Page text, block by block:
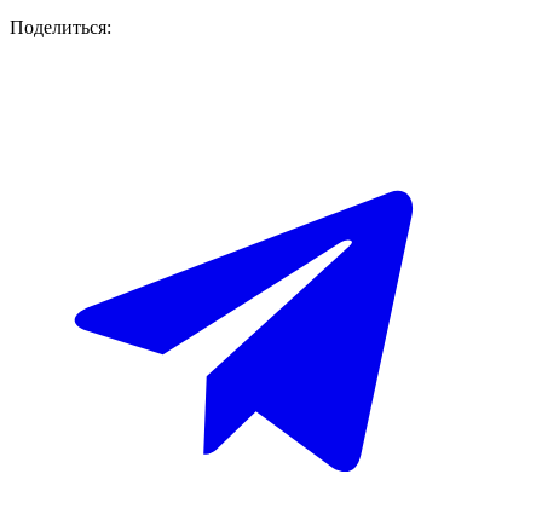
Поделиться: